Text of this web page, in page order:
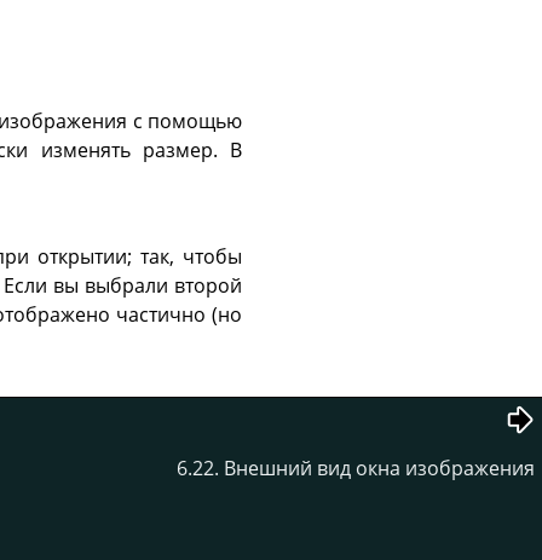
изображения с помощью
изменять размер. В
открытии; так, чтобы
вы выбрали второй
частично (но
6.22. Внешний вид окна изображения